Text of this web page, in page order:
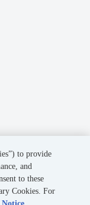
to provide
and
to these
Cookies. For